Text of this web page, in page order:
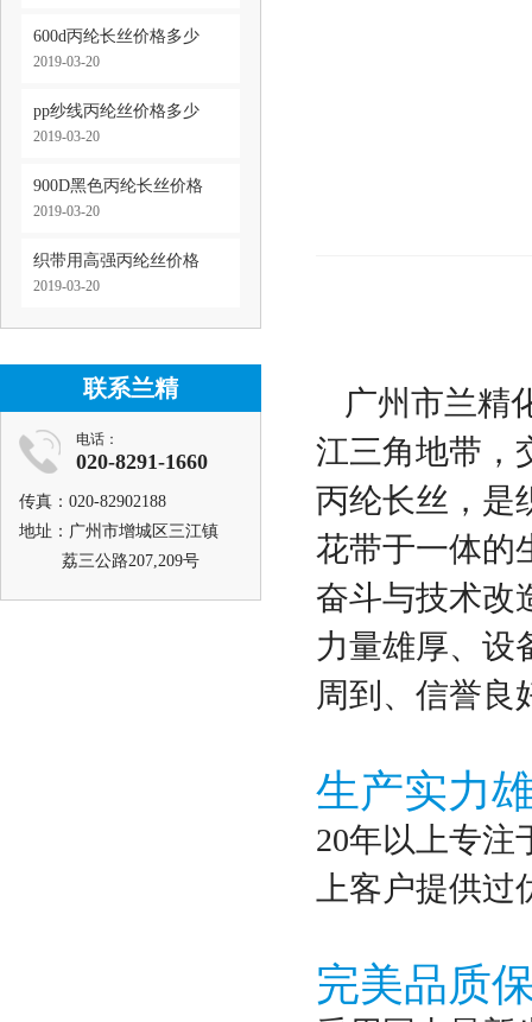
600d丙纶长丝价格多少
2019-03-20
pp纱线丙纶丝价格多少
2019-03-20
900D黑色丙纶长丝价格
2019-03-20
织带用高强丙纶丝价格
2019-03-20
联系兰精
电话：
020-8291-1660
传真：020-82902188
地址：广州市增城区三江镇
荔三公路207,209号
广州市兰精
江三角地带，
丙纶长丝，是
花带于一体的
奋斗与技术改
力量雄厚、设
周到、信誉良
生产实力
20年以上专注
上客户提供
完美品质